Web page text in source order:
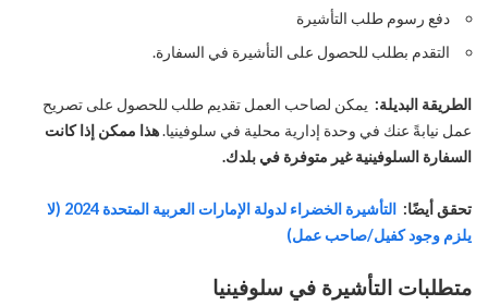
دفع رسوم طلب التأشيرة
التقدم بطلب للحصول على التأشيرة في السفارة.
الطريقة البديلة: يمكن لصاحب العمل تقديم طلب للحصول على تصريح
عمل نيابةً عنك في وحدة إدارية محلية في سلوفينيا.هذا ممكن إذا كانت
السفارة السلوفينية غير متوفرة في بلدك.
تحقق أيضًا:
التأشيرة الخضراء لدولة الإمارات العربية المتحدة 2024 (لا
يلزم وجود كفيل/صاحب عمل)
متطلبات التأشيرة في سلوفينيا